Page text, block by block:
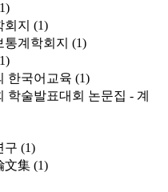
지 (1)
계학회지 (1)
한국어교육 (1)
학술발표대회 논문집 - 계
구 (1)
文集 (1)